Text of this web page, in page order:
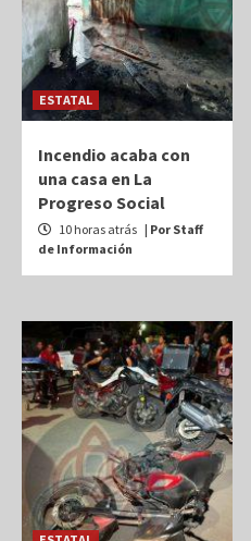
ESTATAL
Incendio acaba con
una casa en La
Progreso Social
10 horas atrás | Por Staff
de Información